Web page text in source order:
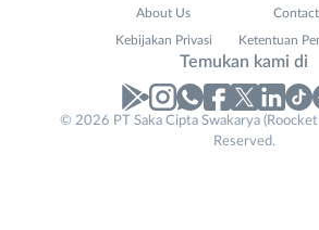
No. Telp /
About Us
Kebijakan Privasi Ketentuan
Temukan kami di
© 2026 PT Saka Cipta Swakarya
Reserved.